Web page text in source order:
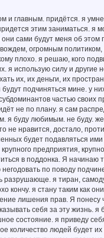
и главным. придётся. я
этим заниматься. я
сами будут меня об этом
огромным
плохо. я решаю, кого
я использую силу и другие
их, их деньги, их
подчиняться мине. у
частью своих
не по плану. я сам
я буду любимым. не буду.
не нравится, достало,
будет подавляться
предприятия,
в поддонка. Я начинаю
по поводу
разрушающе. я тиран,
кончу. я стану таким как
лишения прав. Я понесу
себя за эту жизнь. я
состояние. я приведу
количество людей будет